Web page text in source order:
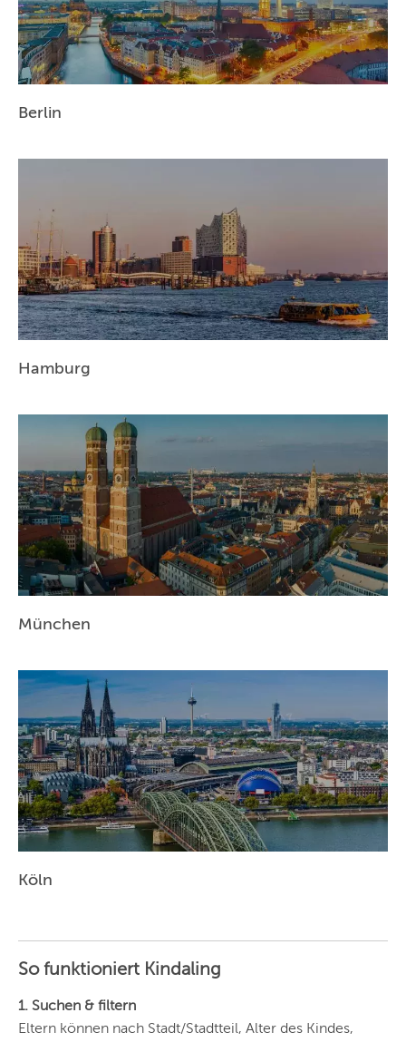
BERLIN
MÜNCHEN
DÜSSELDORF
STUTTGART
ESSEN
HANNOVER
ZÜRICH
Berlin
Hamburg
München
Köln
So funktioniert Kindaling
1. Suchen & filtern
Eltern können nach Stadt/Stadtteil, Alter des Kindes,